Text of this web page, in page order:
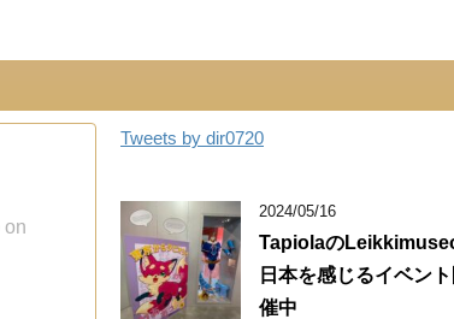
on
Tweets by dir0720
2024/05/16
Tapiolaの
日本を感じるイベント
催中